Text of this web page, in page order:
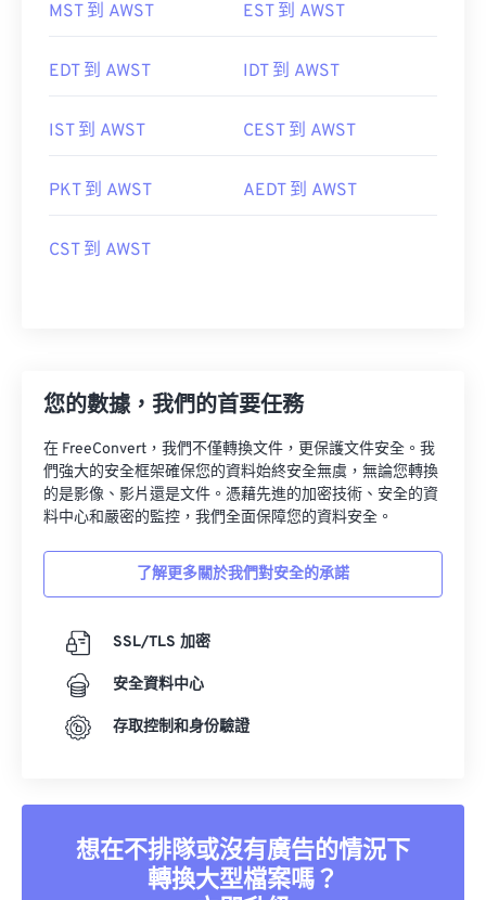
MST 到 AWST EST 到 AWST
EDT 到 AWST IDT 到 AWST
IST 到 AWST CEST 到 AWST
PKT 到 AWST AEDT 到 AWST
CST 到 AWST
您的數據，我們的首要任務
在 FreeConvert，我們不僅轉換文件，更保護文件安全。我
們強大的安全框架確保您的資料始終安全無虞，無論您轉換
的是影像、影片還是文件。憑藉先進的加密技術、安全的資
料中心和嚴密的監控，我們全面保障您的資料安全。
了解更多關於我們對安全的承諾
SSL/TLS 加密
安全資料中心
存取控制和身份驗證
想在不排隊或沒有廣告的情況下
轉換大型檔案嗎？